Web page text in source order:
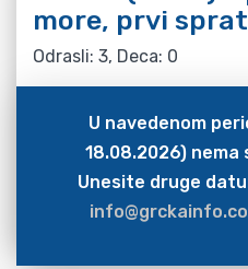
more, prvi sprat
Odrasli: 3, Deca: 0
U navedenom
18.08.2026)
Unesite druge